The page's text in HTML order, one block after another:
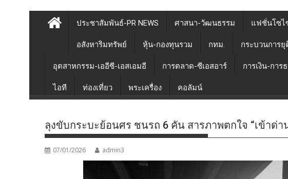
ประชาสัมพันธ์-PR NEWS ศาสนา-วัฒนธรรม แฟชั่นโซไ
อสังหาริมทรัพย์ หุ้น-กองทุนรวม กทม. กระบวนการยุ
อุตสาหกรรม-เออีซี-เอสเอมอี การตลาด-ซีเอสอาร์ การเงิน-การ
ไอที ท่องเที่ยว พระเครื่อง คอลัมน์
ลุงขับกระบะย้อนศร ชนรถ 6 คัน สารภาพตกใจ “เข้าด่า
07/01/2026 admin3